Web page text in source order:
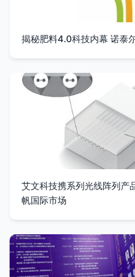
揭秘肥料4.0科技内幕 诺泰
艾文科技携系列光线阵列产
帆国际市场